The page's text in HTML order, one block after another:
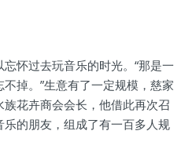
怀过去玩音乐的时光。“那是一
掉。”生意有了一定规模，慈家
花卉商会会长，他借此再次召
的朋友，组成了有一百多人规